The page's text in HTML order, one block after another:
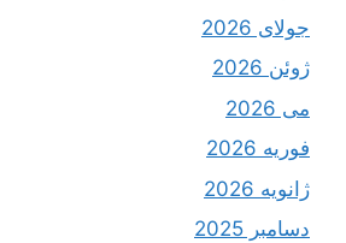
جولای 2026
ژوئن 2026
می 2026
فوریه 2026
ژانویه 2026
دسامبر 2025